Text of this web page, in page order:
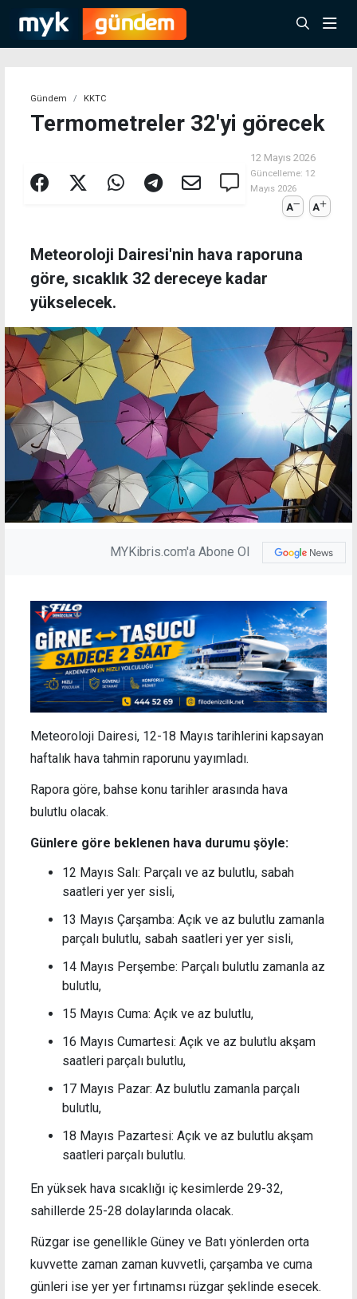
Gündem KKTC
Termometreler 32'yi görecek
12 Mayıs 2026
Güncelleme: 12
Mayıs 2026
A A
Meteoroloji Dairesi'nin hava raporuna
göre, sıcaklık 32 dereceye kadar
yükselecek.
MYKibris.com'a Abone Ol
Meteoroloji Dairesi, 12-18 Mayıs tarihlerini kapsayan
haftalık hava tahmin raporunu yayımladı.
Rapora göre, bahse konu tarihler arasında hava
bulutlu olacak.
Günlere göre beklenen hava durumu şöyle:
12 Mayıs Salı: Parçalı ve az bulutlu, sabah
saatleri yer yer sisli,
13 Mayıs Çarşamba: Açık ve az bulutlu zamanla
parçalı bulutlu, sabah saatleri yer yer sisli,
14 Mayıs Perşembe: Parçalı bulutlu zamanla az
bulutlu,
15 Mayıs Cuma: Açık ve az bulutlu,
16 Mayıs Cumartesi: Açık ve az bulutlu akşam
saatleri parçalı bulutlu,
17 Mayıs Pazar: Az bulutlu zamanla parçalı
bulutlu,
18 Mayıs Pazartesi: Açık ve az bulutlu akşam
saatleri parçalı bulutlu.
En yüksek hava sıcaklığı iç kesimlerde 29-32,
sahillerde 25-28 dolaylarında olacak.
Rüzgar ise genellikle Güney ve Batı yönlerden orta
kuvvette zaman zaman kuvvetli, çarşamba ve cuma
günleri ise yer yer fırtınamsı rüzgar şeklinde esecek.